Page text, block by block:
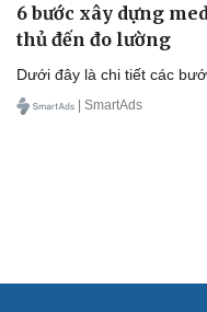
6 bước xây dựng
thủ đến đo lường
Dưới đây là chi tiết các
| SmartAds